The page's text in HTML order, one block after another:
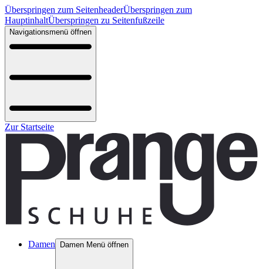
Überspringen zum SeitenheaderÜberspringen zum
HauptinhaltÜberspringen zu Seitenfußzeile
Navigationsmenü öffnen
Zur Startseite
Damen Damen Menü öffnen